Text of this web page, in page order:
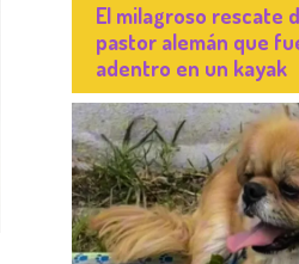
El milagroso rescate
pastor alemán que
adentro en un kayak